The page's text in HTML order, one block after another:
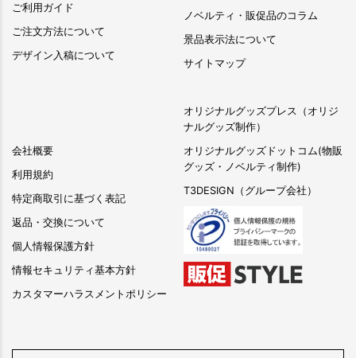
ご利用ガイド
ご注文方法について
デザイン入稿について
会社概要
利用規約
特定商取引に基づく表記
返品・交換について
個人情報保護方針
情報セキュリティ基本方針
カスタマーハラスメントポリシー
ノベルティ・販促品のコラム
景品表示法について
サイトマップ
オリジナルグッズプレス（オリジ
ナルグッズ制作）
オリジナルグッズドットコム(物販
グッズ・ノベルティ制作)
T3DESIGN（グループ会社）